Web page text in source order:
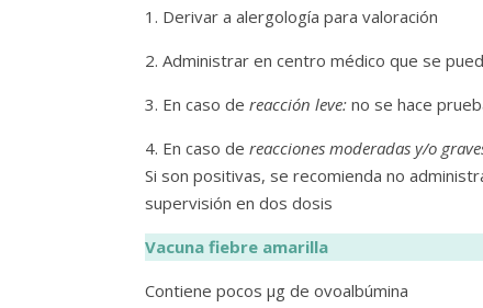
1. Derivar a alergología para valoración
2. Administrar en centro médico que se
3. En caso de reacción leve: no se hace
4. En caso de reacciones moderadas y/o
Si son positivas, se recomienda no
supervisión en dos dosis
Vacuna fiebre amarilla
Contiene pocos µg de ovoalbúmina